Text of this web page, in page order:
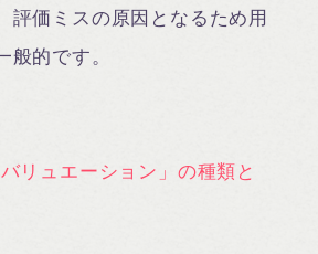
評価ミスの原因となるため用
般的です。
リュエーション」の種類と